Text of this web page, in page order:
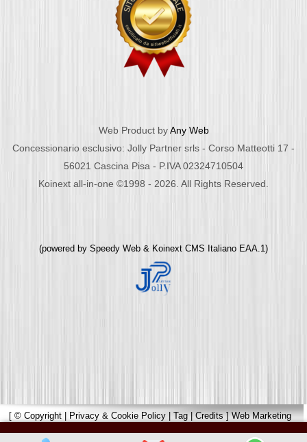
Web Product byAny Web
Concessionario esclusivo: Jolly Partner srls - Corso Matteotti 17 -
56021 Cascina Pisa - P.IVA 02324710504
Koinext all-in-one ©1998 - 2026. All Rights Reserved.
(powered by Speedy Web & Koinext CMS Italiano EAA.1)
[ © Copyright | Privacy & Cookie Policy | Tag|Credits]Web Marketing
Pisapowered byPisa Online|Hotels Web|Italia Search|Network Portali